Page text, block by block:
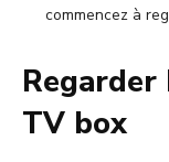
commencez à
TV box